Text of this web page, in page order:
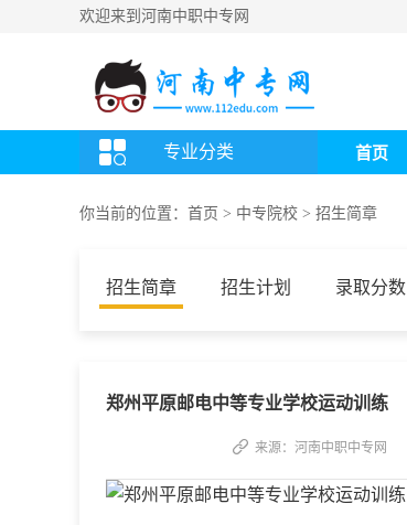
欢迎来到河南中职中专网
专业分类 首页
你当前的位置： 首页 > 中专院校 > 招生简章
招生简章 招生计划 录取分数
郑州平原邮电中等专业学校运动训练
来源：河南中职中专网